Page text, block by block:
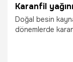
Doğal besin
dönemlerde